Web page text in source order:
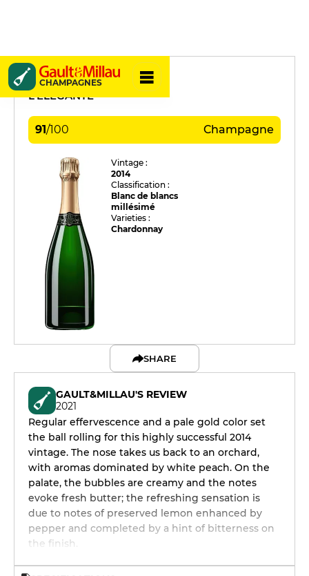
CHAMPAGNES
L & S Cheurlin
L'ELÉGANTE
91/100 Champagne
Vintage :
2014
Classification :
Blanc de blancs
millésimé
Varieties :
Chardonnay
SHARE
GAULT&MILLAU'S REVIEW
2021
Regular effervescence and a pale gold color set
the ball rolling for this highly successful 2014
vintage. The nose takes us back to an orchard,
with aromas dominated by white peach. On the
palate, the bubbles are creamy and the notes
evoke fresh butter; the refreshing sensation is
due to notes of preserved lemon enhanced by
pepper and completed by a hint of bitterness on
the finish.